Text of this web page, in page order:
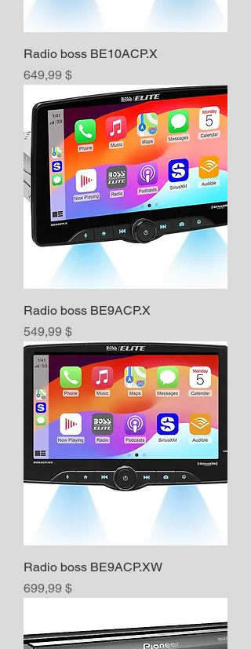
Radio boss BE10ACP.X
Prix
649,99 $
Radio boss BE9ACP.X
Prix
549,99 $
Radio boss BE9ACP.XW
Prix
699,99 $